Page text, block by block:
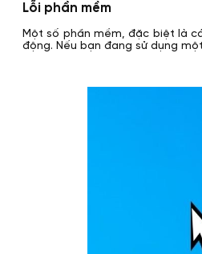
Lỗi phần mềm
Một số phần mềm, đặc biệt là
động. Nếu bạn đang sử dụng